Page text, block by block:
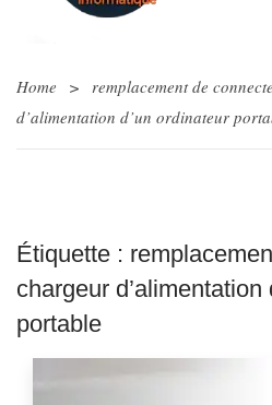
Home > remplacement de
d’alimentation d’un ordinateur
Étiquette :
chargeur d’alimentation
portable